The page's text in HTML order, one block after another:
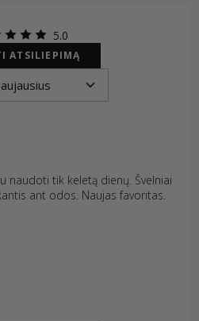
5.0
ATSILIEPIMĄ
naudoti tik keletą dienų. Švelniai
ant odos. Naujas favoritas.